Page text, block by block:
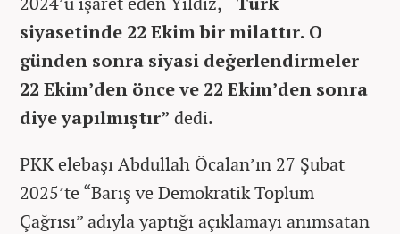
siyasetinde 22 Ekim bir milattır. O
günden sonra siyasi değerlendirmeler
22 Ekim’den önce ve 22 Ekim’den sonra
diye yapılmıştır” dedi.
PKK elebaşı Abdullah Öcalan’ın 27 Şubat
2025’te “Barış ve Demokratik Toplum
Çağrısı” adıyla yaptığı açıklamayı anımsatan